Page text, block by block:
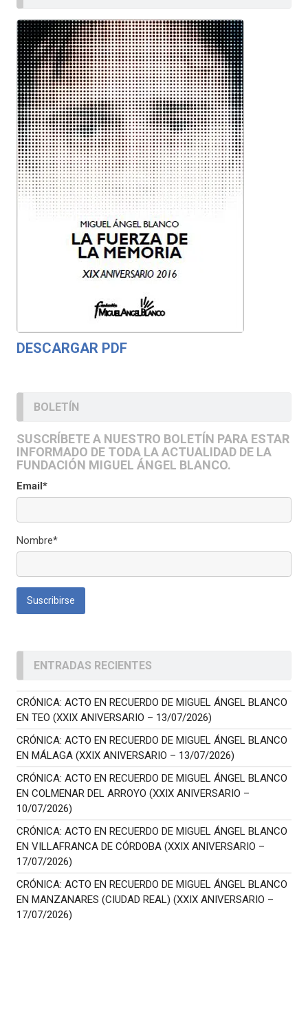
DESCARGAR PDF
BOLETÍN
SUSCRÍBETE A NUESTRO BOLETÍN PARA ESTAR
INFORMADO DE TODA LA ACTUALIDAD DE LA
FUNDACIÓN MIGUEL ÁNGEL BLANCO.
Email*
Nombre*
ENTRADAS RECIENTES
CRÓNICA: ACTO EN RECUERDO DE MIGUEL ÁNGEL BLANCO
EN TEO (XXIX ANIVERSARIO – 13/07/2026)
CRÓNICA: ACTO EN RECUERDO DE MIGUEL ÁNGEL BLANCO
EN MÁLAGA (XXIX ANIVERSARIO – 13/07/2026)
CRÓNICA: ACTO EN RECUERDO DE MIGUEL ÁNGEL BLANCO
EN COLMENAR DEL ARROYO (XXIX ANIVERSARIO –
10/07/2026)
CRÓNICA: ACTO EN RECUERDO DE MIGUEL ÁNGEL BLANCO
EN VILLAFRANCA DE CÓRDOBA (XXIX ANIVERSARIO –
17/07/2026)
CRÓNICA: ACTO EN RECUERDO DE MIGUEL ÁNGEL BLANCO
EN MANZANARES (CIUDAD REAL) (XXIX ANIVERSARIO –
17/07/2026)